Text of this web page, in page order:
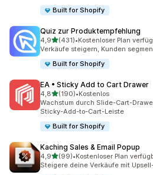
Built for Shopify
Quiz zur Produktempfehlung
4,9von 5 Sternen
(431)
431 Rezensionen insgesamt
•Kostenloser Plan
Verkäufe steigern, Kunden
Built for Shopify
EA • Sticky Add to Cart Drawer
4,8von 5 Sternen
(190)
190 Rezensionen insgesamt
•Kostenlos
Wachstum durch Slide-Cart-
Sticky-Add-to-Cart-Leiste
Built for Shopify
Kaching Sales & Email Popup
4,9von 5 Sternen
(99)
99 Rezensionen insgesamt
•Kostenloser Plan
Steigere deine Verkäufe mit